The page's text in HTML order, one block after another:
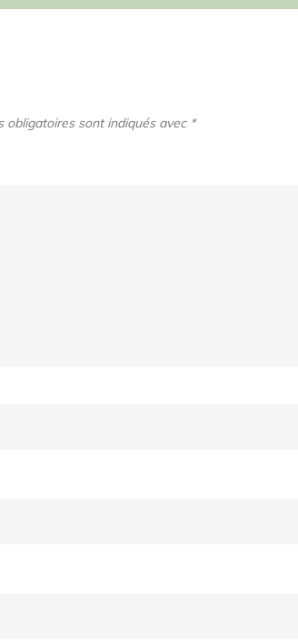
obligatoires sont indiqués avec *